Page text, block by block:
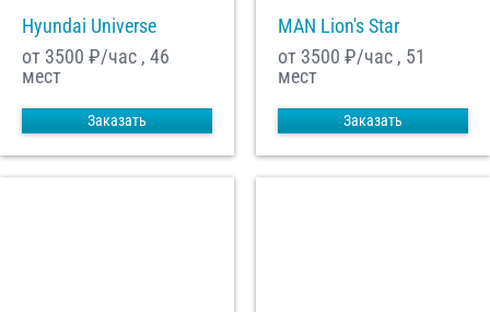
Hyundai Universe
от 3500 ₽/час , 46
мест
Заказать
MAN Lion's Star
от 3500 ₽/час , 51
мест
Заказать